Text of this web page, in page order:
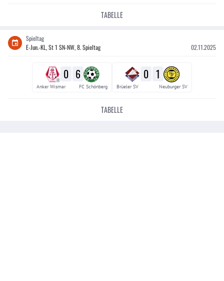
TABELLE
Spieltag
E-Jun.-KL, St 1 SN-NW, 8. Spieltag
02.11.2025
III 0 6
Anker Wismar FC Schönberg
0 1
Brüeler SV Neuburger SV
TABELLE